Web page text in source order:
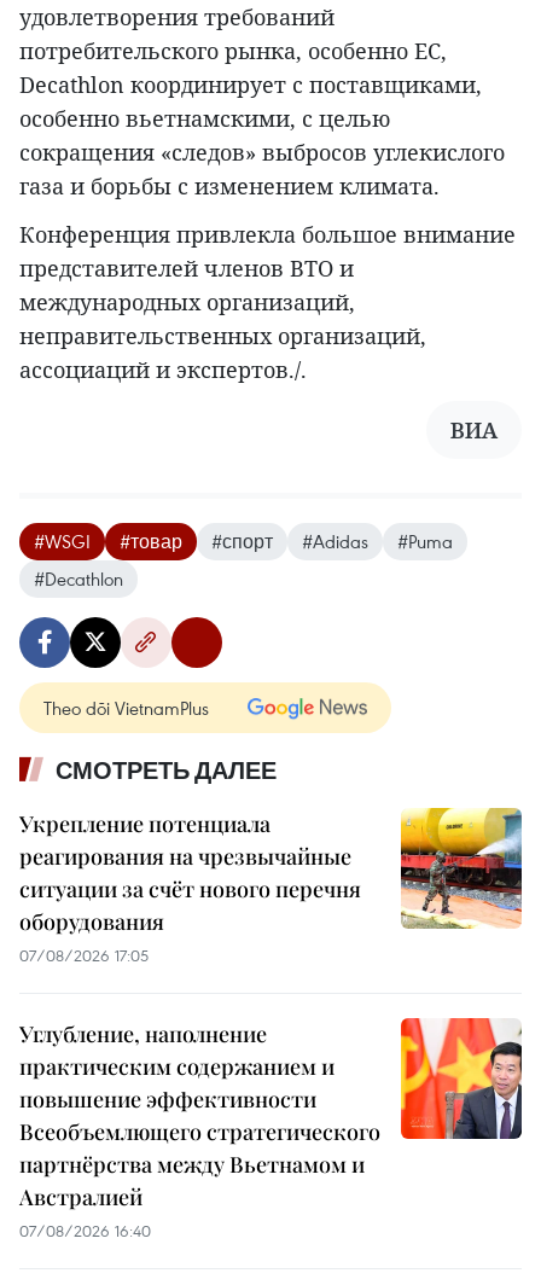
удовлетворения требований
потребительского рынка, особенно ЕС,
Decathlon координирует с поставщиками,
особенно вьетнамскими, с целью
сокращения «следов» выбросов углекислого
газа и борьбы с изменением климата.
Конференция привлекла большое внимание
представителей членов ВТО и
международных организаций,
неправительственных организаций,
ассоциаций и экспертов./.
ВИА
#WSGI #товар #спорт #Adidas
#Puma
#Decathlon
Theo dõi VietnamPlus
СМОТРЕТЬ ДАЛЕЕ
Укрепление потенциала
реагирования на чрезвычайные
ситуации за счёт нового перечня
оборудования
07/08/2026 17:05
Углубление, наполнение
практическим содержанием и
повышение эффективности
Всеобъемлющего стратегического
партнёрства между Вьетнамом и
Австралией
07/08/2026 16:40